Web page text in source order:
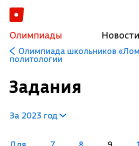
Олимпиады Новости
Олимпиада школьников
политологии
Задания
За 2023 год